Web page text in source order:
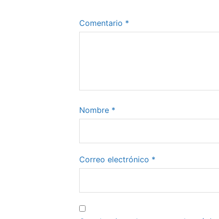
Comentario *
Nombre *
Correo electrónico *